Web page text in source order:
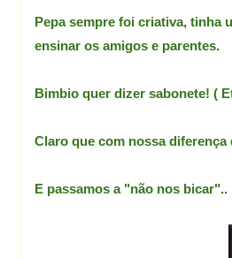
Pepa sempre foi criativa, tinha
ensinar os amigos e parentes.
Bimbio quer dizer sabonete! (
Claro que com nossa
E passamos a "não nos bicar"..